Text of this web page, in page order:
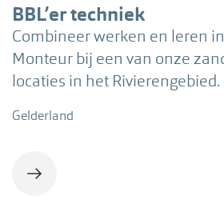
BBL’er techniek
Combineer werken en leren
Monteur bij een van onze
locaties in het Rivierengebied.
Gelderland